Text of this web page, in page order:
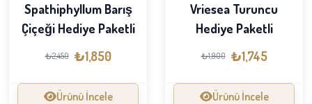
Spathiphyllum Barış
Çiçeği Hediye Paketli
₺2,450 ₺1,850
Ürünü İncele
Vriesea Turuncu
Hediye Paketli
₺1,900 ₺1,745
Ürünü İncele